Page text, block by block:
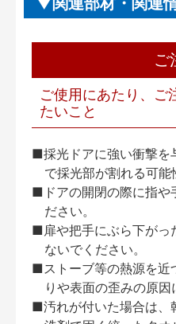
ご
ご使用にあたり、ご
たいこと
■採光ドアに強い衝撃を
で採光部が割れる可能
■ドアの開閉の際に指や
ださい。
■扉や把手にぶら下がっ
ないでください。
■ストーブ等の熱源を近
りや表面の歪みの原因
■汚れが付いた場合は、